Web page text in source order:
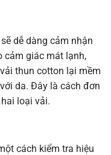
dễ dàng cảm nhận
cảm giác mát lạnh,
thun cotton lại mềm
da. Đây là cách đơn
loại vải.
cách kiểm tra hiệu